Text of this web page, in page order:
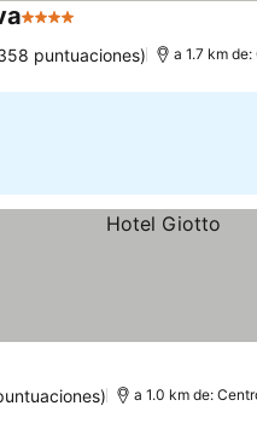
4 Estrellas
puntuaciones) a 1.7 km
a 1.0 km de: